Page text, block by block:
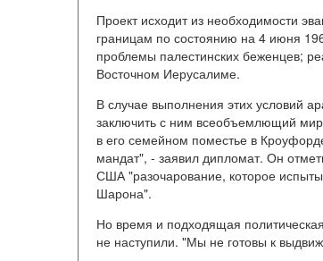
Проект исходит из необходимости
границам по состоянию на 4 июня
проблемы палестинских беженцев;
Восточном Иерусалиме.
В случае выполнения этих условий
заключить с ним всеобъемлющий
в его семейном поместье в
мандат", - заявил дипломат. Он
США "разочарование, которое
Шарона".
Но время и подходящая
не наступили. "Мы не готовы к